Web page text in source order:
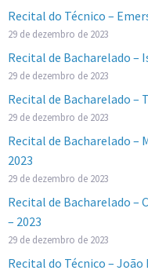
Recital do Técnico –
29 de dezembro de 2023
Recital de Bacharelado –
29 de dezembro de 2023
Recital de Bacharelado –
29 de dezembro de 2023
Recital de Bacharelado –
2023
29 de dezembro de 2023
Recital de Bacharelado –
– 2023
29 de dezembro de 2023
Recital do Técnico – João